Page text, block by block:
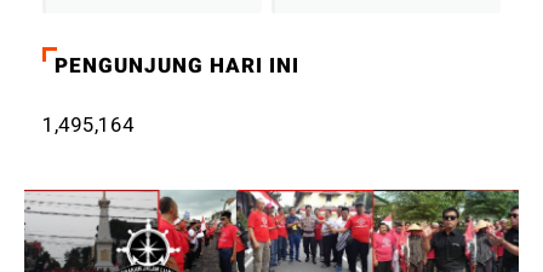
PENGUNJUNG HARI INI
1,495,164